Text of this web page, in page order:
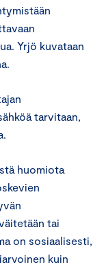
Yrjö kuvataan
tarvitaan,
huomiota
tai
on sosiaalisesti,
kuin